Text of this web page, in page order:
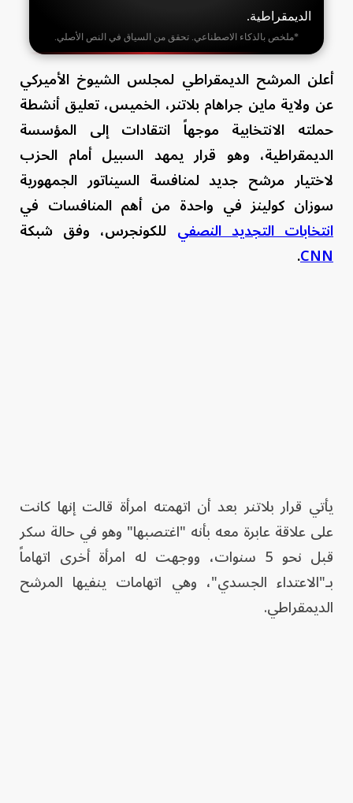
الديمقراطية.
*ملخص بالذكاء الاصطناعي. تحقق من السياق في النص الأصلي.
أعلن المرشح الديمقراطي لمجلس الشيوخ الأميركي
عن ولاية ماين جراهام بلاتنر، الخميس، تعليق أنشطة
حملته الانتخابية موجهاً انتقادات إلى المؤسسة
الديمقراطية، وهو قرار يمهد السبيل أمام الحزب
لاختيار مرشح جديد لمنافسة السيناتور الجمهورية
سوزان كولينز في واحدة من أهم المنافسات في
انتخابات التجديد النصفي للكونجرس، وفق شبكة
CNN
.
يأتي قرار بلاتنر بعد أن اتهمته امرأة قالت إنها كانت
على علاقة عابرة معه بأنه "اغتصبها" وهو في حالة سكر
قبل نحو 5 سنوات، ووجهت له امرأة أخرى اتهاماً
بـ"الاعتداء الجسدي"، وهي اتهامات ينفيها المرشح
الديمقراطي.